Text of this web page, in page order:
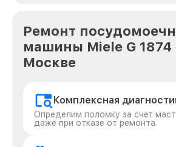
Ремонт
машины Miele G 1874
Москве
Комплексная
Определим поломку за счет
даже при отказе от ремонта.